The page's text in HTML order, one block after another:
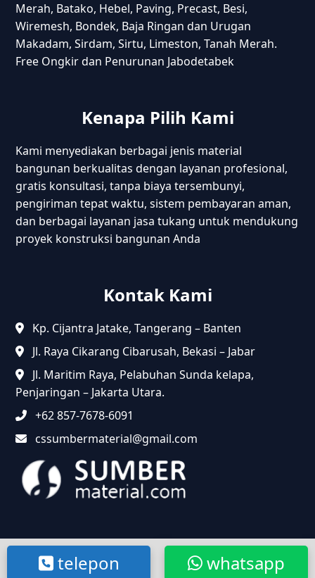
Merah, Batako, Hebel, Paving, Precast, Besi,
Wiremesh, Bondek, Baja Ringan dan Urugan
Makadam, Sirdam, Sirtu, Limeston, Tanah Merah.
Free Ongkir dan Penurunan Jabodetabek
Kenapa Pilih Kami
Kami menyediakan berbagai jenis material
bangunan berkualitas dengan layanan profesional,
gratis konsultasi, tanpa biaya tersembunyi,
pengiriman tepat waktu, sistem pembayaran aman,
dan berbagai layanan jasa tukang untuk mendukung
proyek konstruksi bangunan Anda
Kontak Kami
Kp. Cijantra Jatake, Tangerang – Banten
Jl. Raya Cikarang Cibarusah, Bekasi – Jabar
Jl. Maritim Raya, Pelabuhan Sunda kelapa,
Penjaringan – Jakarta Utara.
+62 857-7678-6091
cssumbermaterial@gmail.com
@2024 Sumbermaterial.com. Semua Hak Dilindungi.
whatsapp
telepon